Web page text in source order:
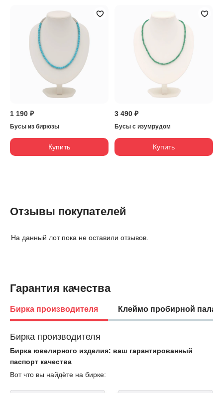
1 190 ₽
Бусы из бирюзы
Купить
3 490 ₽
Бусы с изумрудом
Купить
Отзывы покупателей
На данный лот пока не оставили отзывов.
Гарантия качества
Бирка производителя Клеймо пробирной
Бирка производителя
Бирка ювелирного изделия: ваш гарантированный
паспорт качества
Вот что вы найдёте на бирке: